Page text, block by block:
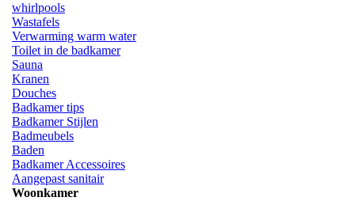
whirlpools
Wastafels
Verwarming warm water
Toilet in de badkamer
Sauna
Kranen
Douches
Badkamer tips
Badkamer Stijlen
Badmeubels
Baden
Badkamer Accessoires
Aangepast sanitair
Woonkamer